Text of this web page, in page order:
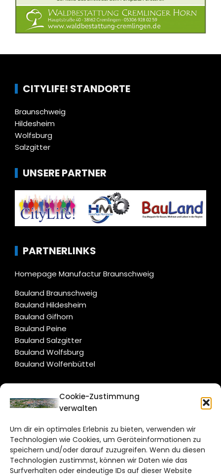
Cookie-Zustimmung
verwalten
Um dir ein optimales Erlebnis zu bieten, verwenden wir
Technologien wie Cookies, um Geräteinformationen zu
speichern und/oder darauf zuzugreifen. Wenn du diesen
Technologien zustimmst, können wir Daten wie das
Surfverhalten oder eindeutige IDs auf dieser Website
CITYLIFE! STANDORTE
Braunschweig
Hildesheim
Wolfsburg
Salzgitter
UNSERE PARTNER
PARTNERLINKS
Homepage Manufactur Braunschweig
Bauland Braunschweig
Bauland Hildesheim
Bauland Gifhorn
Bauland Peine
Bauland Salzgitter
Bauland Wolfsburg
Bauland Wolfenbüttel
CITYLIFE!
Bruchtorwall 12
38100 Braunschweig
Telefon: 0531 387220 – 65